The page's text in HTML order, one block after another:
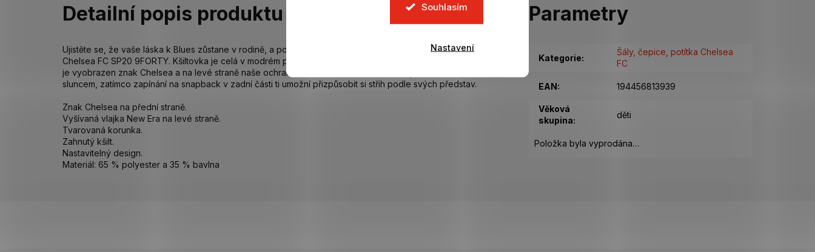
Souhlasím
Nastavení
Detailní popis produktu
Ujistěte se, že vaše láska k Blues zůstane v rodině, a pořiďte svému dítěti oficiální dětskou kšiltovku New Era
Chelsea FC SP20 9FORTY. Kšiltovka je celá v modrém provedení, má tvarovanou korunku. Na přední straně
je vyobrazen znak Chelsea a na levé straně naše ochranná známka New Era. Zakřivený kšilt chrání před
sluncem, zatímco zapínání na snapback v zadní části ti umožní přizpůsobit si střih podle svých představ.
Znak Chelsea na přední straně.
Vyšívaná vlajka New Era na levé straně.
Tvarovaná korunka.
Zahnutý kšilt.
Nastavitelný design.
Materiál: 65 % polyester a 35 % bavlna
Parametry
Kategorie:
Šály, čepice, potítka Chelsea
FC
EAN : 194456813939
Věková
skupina:
děti
Položka byla vyprodána…